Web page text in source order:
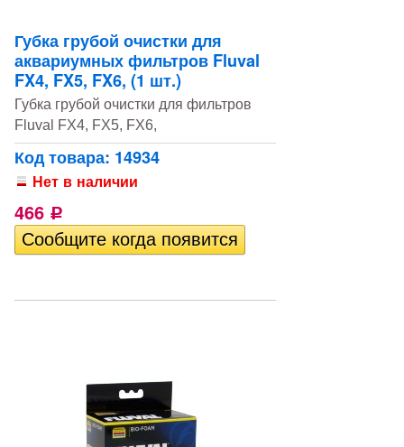
Губка грубой очистки для
аквариумных фильтров Fluval
FX4, FX5, FX6, (1 шт.)
Губка грубой очистки для фильтров
Fluval FX4, FX5, FX6,
Код товара: 14934
Нет в наличии
466 Р